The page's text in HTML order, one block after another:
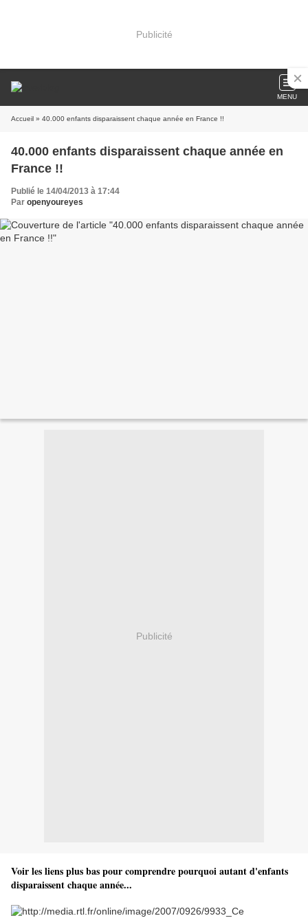
Publicité
MENU
Accueil » 40.000 enfants disparaissent chaque année en France !!
40.000 enfants disparaissent chaque année en
France !!
Publié le 14/04/2013 à 17:44
Par openyoureyes
Publicité
Voir les liens plus bas pour comprendre pourquoi autant d'enfants
disparaissent chaque année...